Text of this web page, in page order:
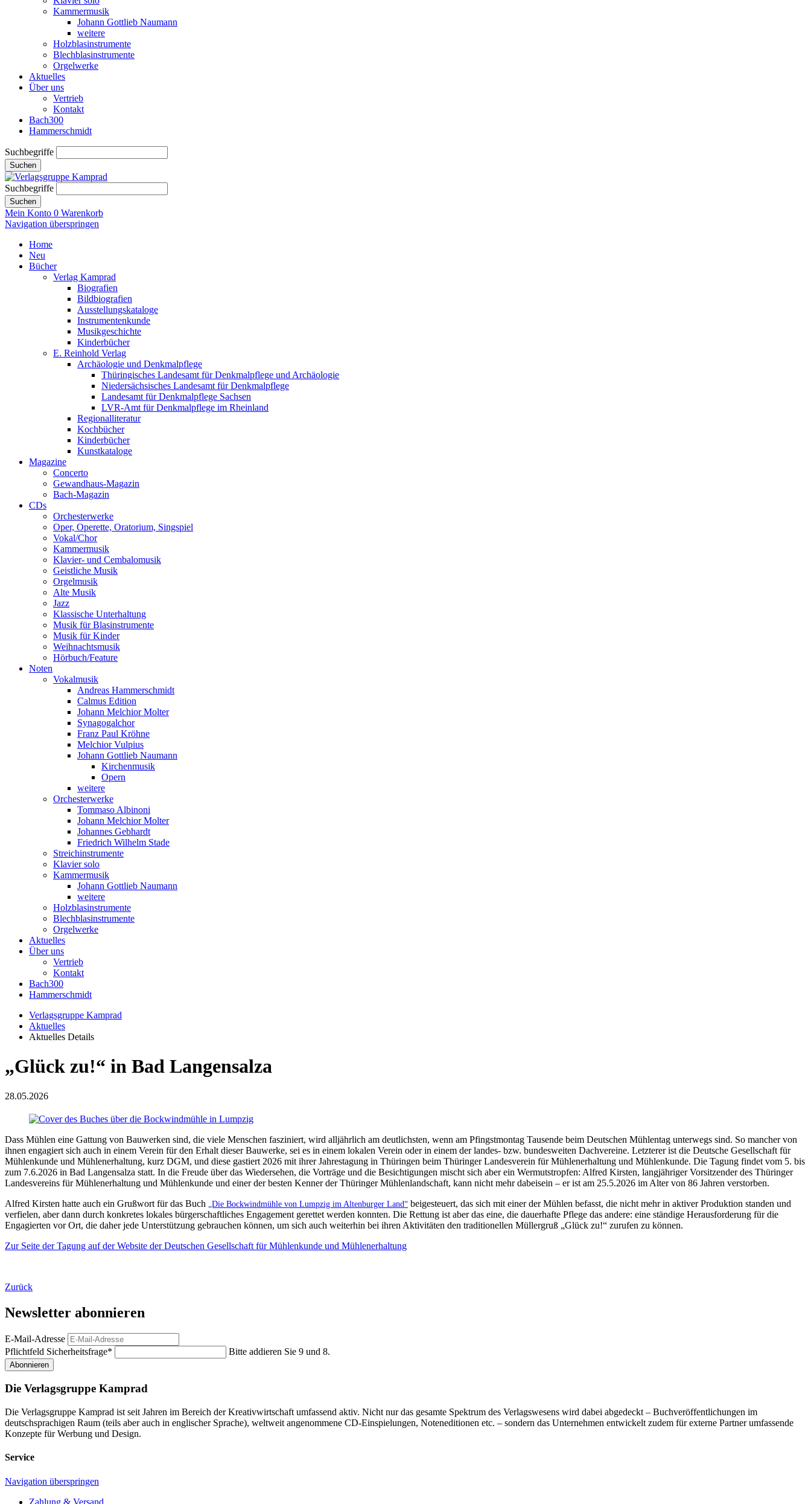
Kammermusik
Johann Gottlieb Naumann
weitere
Holzblasinstrumente
Blechblasinstrumente
Orgelwerke
Aktuelles
Über uns
Vertrieb
Kontakt
Bach300
Hammerschmidt
Suchbegriffe
Suchen
Suchbegriffe
Suchen
Mein Konto 0 Warenkorb
Navigation überspringen
Home
Neu
Bücher
Verlag Kamprad
Biografien
Bildbiografien
Ausstellungskataloge
Instrumentenkunde
Musikgeschichte
Kinderbücher
E. Reinhold Verlag
Archäologie und Denkmalpflege
Thüringisches Landesamt für Denkmalpflege und Archäologie
Niedersächsisches Landesamt für Denkmalpflege
Landesamt für Denkmalpflege Sachsen
LVR-Amt für Denkmalpflege im Rheinland
Regionalliteratur
Kochbücher
Kinderbücher
Kunstkataloge
Magazine
Concerto
Gewandhaus-Magazin
Bach-Magazin
CDs
Orchesterwerke
Oper, Operette, Oratorium, Singspiel
Vokal/Chor
Kammermusik
Klavier- und Cembalomusik
Geistliche Musik
Orgelmusik
Alte Musik
Jazz
Klassische Unterhaltung
Musik für Blasinstrumente
Musik für Kinder
Weihnachtsmusik
Hörbuch/Feature
Noten
Vokalmusik
Andreas Hammerschmidt
Calmus Edition
Johann Melchior Molter
Synagogalchor
Franz Paul Kröhne
Melchior Vulpius
Johann Gottlieb Naumann
Kirchenmusik
Opern
weitere
Orchesterwerke
Tommaso Albinoni
Johann Melchior Molter
Johannes Gebhardt
Friedrich Wilhelm Stade
Streichinstrumente
Klavier solo
Kammermusik
Johann Gottlieb Naumann
weitere
Holzblasinstrumente
Blechblasinstrumente
Orgelwerke
Aktuelles
Über uns
Vertrieb
Kontakt
Bach300
Hammerschmidt
Verlagsgruppe Kamprad
Aktuelles
Aktuelles Details
„Glück zu!“ in Bad Langensalza
28.05.2026
Dass Mühlen eine Gattung von Bauwerken sind, die viele Menschen fasziniert, wird alljährlich am deutlichsten, wenn am Pfingstmontag Tausende beim Deutschen Mühlentag unterwegs sind. So mancher von
ihnen engagiert sich auch in einem Verein für den Erhalt dieser Bauwerke, sei es in einem lokalen Verein oder in einem der landes- bzw. bundesweiten Dachvereine. Letzterer ist die Deutsche Gesellschaft für
Mühlenkunde und Mühlenerhaltung, kurz DGM, und diese gastiert 2026 mit ihrer Jahrestagung in Thüringen beim Thüringer Landesverein für Mühlenerhaltung und Mühlenkunde. Die Tagung findet vom 5. bis
zum 7.6.2026 in Bad Langensalza statt. In die Freude über das Wiedersehen, die Vorträge und die Besichtigungen mischt sich aber ein Wermutstropfen: Alfred Kirsten, langjähriger Vorsitzender des Thüringer
Landesvereins für Mühlenerhaltung und Mühlenkunde und einer der besten Kenner der Thüringer Mühlenlandschaft, kann nicht mehr dabeisein – er ist am 25.5.2026 im Alter von 86 Jahren verstorben.
Alfred Kirsten hatte auch ein Grußwort für das Buch
„Die Bockwindmühle von Lumpzig im Altenburger Land“ beigesteuert, das sich mit einer der Mühlen befasst, die nicht mehr in aktiver Produktion standen und
verfielen, aber dann durch konkretes lokales bürgerschaftliches Engagement gerettet werden konnten. Die Rettung ist aber das eine, die dauerhafte Pflege das andere: eine ständige Herausforderung für die
Engagierten vor Ort, die daher jede Unterstützung gebrauchen können, um sich auch weiterhin bei ihren Aktivitäten den traditionellen Müllergruß „Glück zu!“ zurufen zu können.
Zur Seite der Tagung auf der Website der Deutschen Gesellschaft für Mühlenkunde und Mühlenerhaltung
Zurück
Newsletter abonnieren
E-Mail-Adresse
Pflichtfeld Sicherheitsfrage* Bitte addieren Sie 9 und 8.
Abonnieren
Die Verlagsgruppe Kamprad
Die Verlagsgruppe Kamprad ist seit Jahren im Bereich der Kreativwirtschaft umfassend aktiv. Nicht nur das gesamte Spektrum des Verlagswesens wird dabei abgedeckt – Buchveröffentlichungen im
deutschsprachigen Raum (teils aber auch in englischer Sprache), weltweit angenommene CD-Einspielungen, Noteneditionen etc. – sondern das Unternehmen entwickelt zudem für externe Partner umfassende
Konzepte für Werbung und Design.
Service
Navigation überspringen
Zahlung & Versand